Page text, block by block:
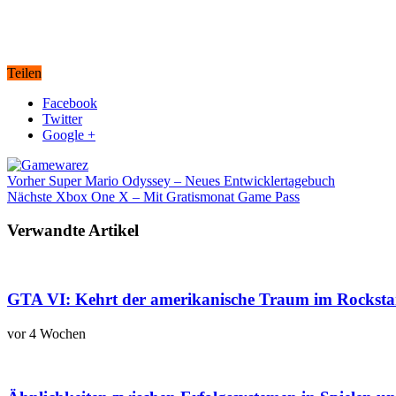
Teilen
Facebook
Twitter
Google +
VorherSuper Mario Odyssey – Neues Entwicklertagebuch
Nächste Xbox One X – Mit Gratismonat Game Pass
Verwandte Artikel
GTA VI: Kehrt der amerikanische Traum im
vor 4 Wochen